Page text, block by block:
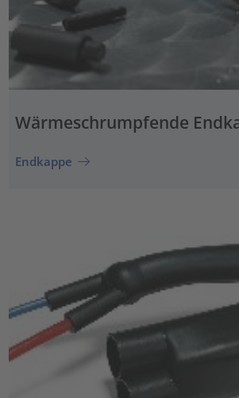
Wärmeschrumpfende
Endkappe